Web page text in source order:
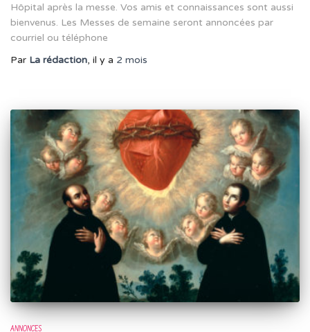
Hôpital après la messe. Vos amis et connaissances sont aussi
bienvenus. Les Messes de semaine seront annoncées par
courriel ou téléphone
Par La rédaction, il y a 2 mois
ANNONCES